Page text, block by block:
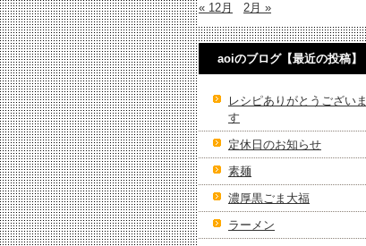
« 12月 2月 »
aoiのブログ【最近の投稿】
レシピありがとうございま
す
定休日のお知らせ
素麺
濃厚黒ごま大福
ラーメン